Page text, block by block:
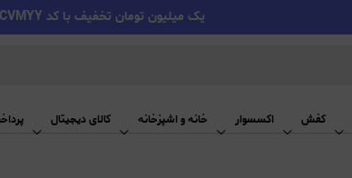
یک میلیون تومان تخفیف با کد PAYCVMYY کف خرید: 5 میلیون تومان ( کد تخفیف درگاه اسنپ پی )
کفش اکسسوار خانه و اشپزخانه کالای دیجیتال